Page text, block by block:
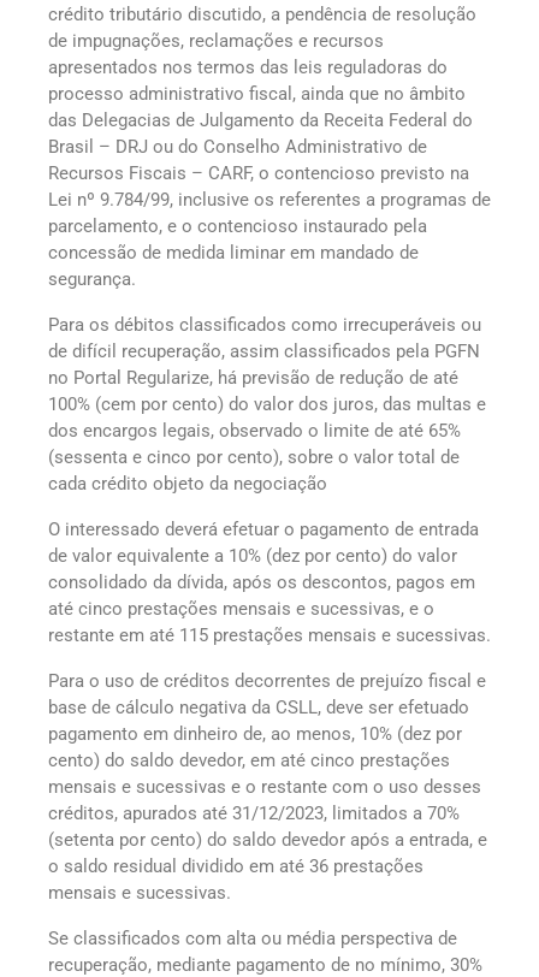
crédito tributário discutido, a pendência de resolução
de impugnações, reclamações e recursos
apresentados nos termos das leis reguladoras do
processo administrativo fiscal, ainda que no âmbito
das Delegacias de Julgamento da Receita Federal do
Brasil – DRJ ou do Conselho Administrativo de
Recursos Fiscais – CARF, o contencioso previsto na
Lei nº 9.784/99, inclusive os referentes a programas de
parcelamento, e o contencioso instaurado pela
concessão de medida liminar em mandado de
segurança.
Para os débitos classificados como irrecuperáveis ou
de difícil recuperação, assim classificados pela PGFN
no Portal Regularize, há previsão de redução de até
100% (cem por cento) do valor dos juros, das multas e
dos encargos legais, observado o limite de até 65%
(sessenta e cinco por cento), sobre o valor total de
cada crédito objeto da negociação
O interessado deverá efetuar o pagamento de entrada
de valor equivalente a 10% (dez por cento) do valor
consolidado da dívida, após os descontos, pagos em
até cinco prestações mensais e sucessivas, e o
restante em até 115 prestações mensais e sucessivas.
Para o uso de créditos decorrentes de prejuízo fiscal e
base de cálculo negativa da CSLL, deve ser efetuado
pagamento em dinheiro de, ao menos, 10% (dez por
cento) do saldo devedor, em até cinco prestações
mensais e sucessivas e o restante com o uso desses
créditos, apurados até 31/12/2023, limitados a 70%
(setenta por cento) do saldo devedor após a entrada, e
o saldo residual dividido em até 36 prestações
mensais e sucessivas.
Se classificados com alta ou média perspectiva de
recuperação, mediante pagamento de no mínimo, 30%